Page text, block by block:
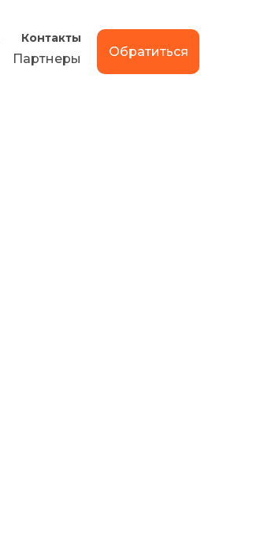
Контакты
Партнеры Обратиться